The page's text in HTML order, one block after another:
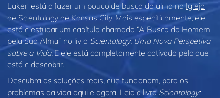
Laken está a fazer um pouco de busca da alma na Igreja
de Scientology de Kansas City. Mais especificamente, ele
está a estudar um capítulo chamado “A Busca do Homem
pela Sua Alma” no livro Scientology: Uma Nova Perspetiva
sobre a Vida. E ele está completamente cativado pelo que
está a descobrir.
Descubra as soluções reais, que funcionam, para os
problemas da vida aqui e agora. Leia o livro Scientology: